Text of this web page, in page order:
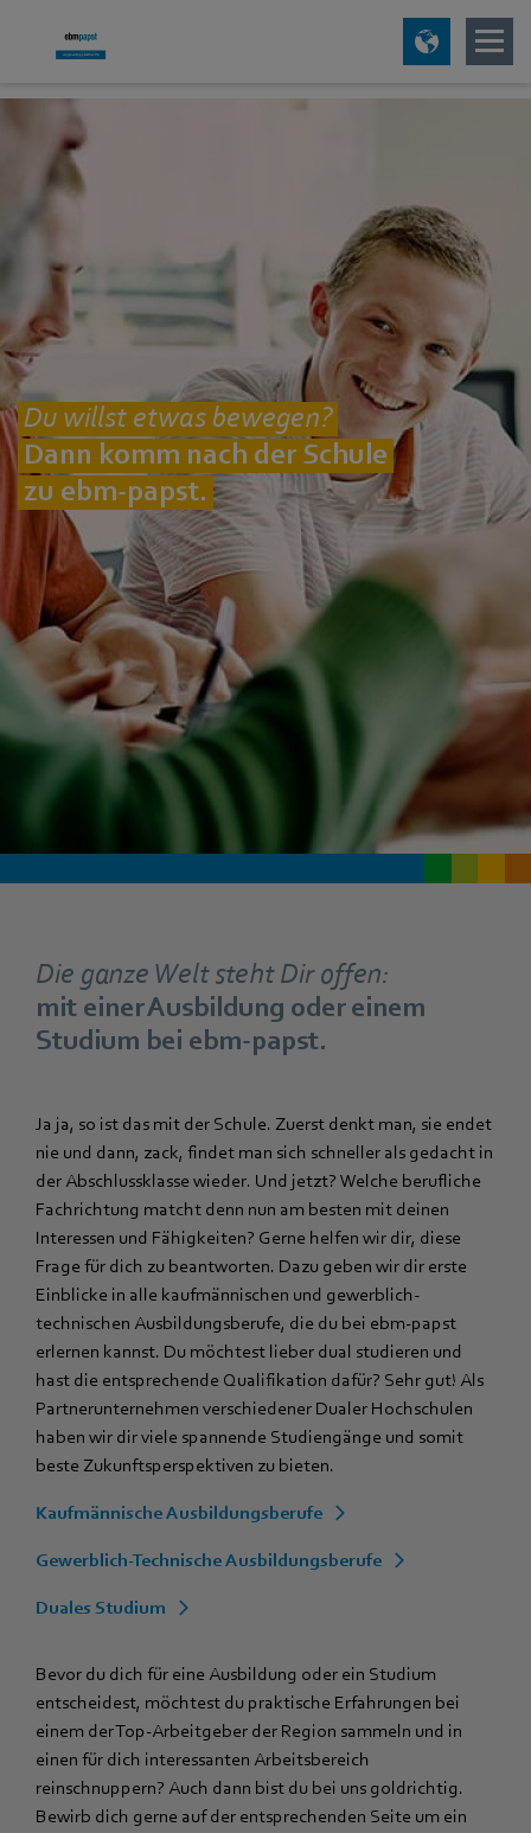
Du willst etwas bewegen?
Dann komm nach der Schule
zu ebm‑papst.
Die ganze Welt steht Dir offen:
mit einer Ausbildung oder einem
Studium bei ebm‑papst.
Ja ja, so ist das mit der Schule. Zuerst denkt man, sie endet
nie und dann, zack, findet man sich schneller als gedacht in
der Abschlussklasse wieder. Und jetzt? Welche berufliche
Fachrichtung matcht denn nun am besten mit deinen
Interessen und Fähigkeiten? Gerne helfen wir dir, diese
Frage für dich zu beantworten. Dazu geben wir dir erste
Einblicke in alle kaufmännischen und gewerblich-
technischen Ausbildungsberufe, die du bei ebm‑papst
erlernen kannst. Du möchtest lieber dual studieren und
hast die entsprechende Qualifikation dafür? Sehr gut! Als
Partnerunternehmen verschiedener Dualer Hochschulen
haben wir dir viele spannende Studiengänge und somit
beste Zukunftsperspektiven zu bieten.
Kaufmännische Ausbildungsberufe
Gewerblich-Technische Ausbildungsberufe
Duales Studium
Bevor du dich für eine Ausbildung oder ein Studium
entscheidest, möchtest du praktische Erfahrungen bei
einem der Top-Arbeitgeber der Region sammeln und in
einen für dich interessanten Arbeitsbereich
reinschnuppern? Auch dann bist du bei uns goldrichtig.
Bewirb dich gerne auf der entsprechenden Seite um ein